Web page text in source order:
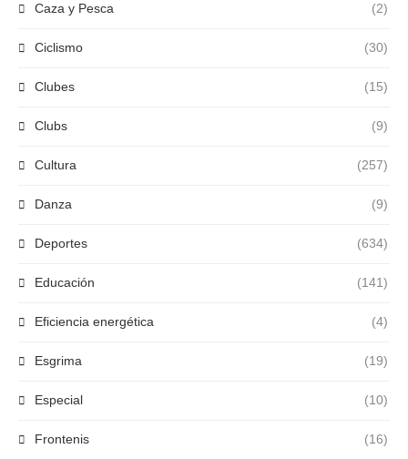
Caza y Pesca (2)
Ciclismo (30)
Clubes (15)
Clubs (9)
Cultura (257)
Danza (9)
Deportes (634)
Educación (141)
Eficiencia energética (4)
Esgrima (19)
Especial (10)
Frontenis (16)